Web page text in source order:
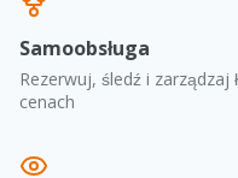
Samoobsługa
Rezerwuj, śledź i zarządzaj
cenach